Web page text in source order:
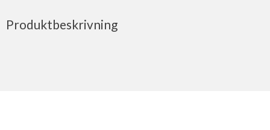
Produktbeskrivning